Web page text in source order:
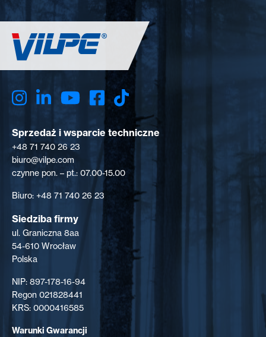
Sprzedaż i wsparcie techniczne
+48 71 740 26 23
biuro@vilpe.com
czynne pon. – pt.: 07.00-15.00
Biuro: +48 71 740 26 23
Siedziba firmy
ul. Graniczna 8aa
54-610 Wrocław
Polska
NIP: 897-178-16-94
Regon 021828441
KRS: 0000416585
Warunki Gwarancji